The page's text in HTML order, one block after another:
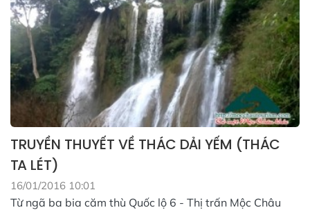
TRUYỀN THUYẾT VỀ THÁC DẢI YẾM (THÁC
TA LÉT)
16/01/2016 10:01
Từ ngã ba bia căm thù Quốc lộ 6 - Thị trấn Mộc Châu